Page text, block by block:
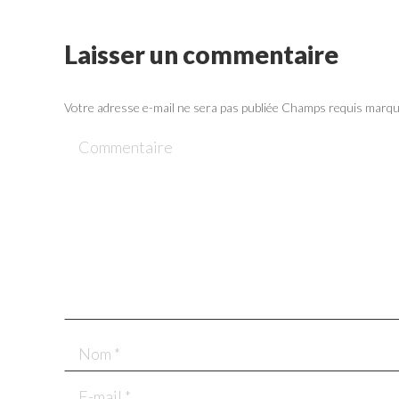
Laisser un commentaire
Votre adresse e-mail ne sera pas publiée Champs requis
Commentaire
Nom *
E-mail *